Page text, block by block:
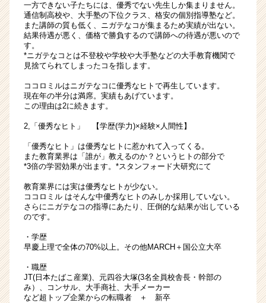
一方できない子たちには、優秀でない先生しか集まりません。
通信制高校や、大手塾の下位クラス、格安の個別指導塾など。
また講師の質も低く、ニガテなコが集まるため実績が出ない。
結果待遇が悪く、価格で勝負するので講師への待遇が悪いので
す。
*ニガテなコとは不登校や学校や大手塾などの大手教育機関で
見捨てられてしまったコを指します。
ココロミルはニガテなコに優秀なヒトで再生しています。
現在年の半分は満席。実績もあげています。
この理由は2に続きます。
2,「優秀なヒト」 【学歴(学力)×経験×人間性】
「優秀なヒト」は優秀なヒトに惹かれて入ってくる。
また教育業界は「誰が」教えるのか？というヒトの部分で
*3倍の学習効果が出ます。*スタンフォード大研究にて
教育業界には実は優秀なヒトが少ない。
ココロミル はそんな中優秀なヒトのみしか採用していない。
さらにニガテなコの指導にあたり、圧倒的な結果が出している
のです。
・学歴
早慶上理で全体の70%以上。その他MARCH＋国公立大卒
・職歴
JT(日本たばこ産業)、元四谷大塚(3名全員校舎長・幹部の
み）、コンサル、大手商社、大手メーカー
など超トップ企業からの転職者 ＋ 新卒